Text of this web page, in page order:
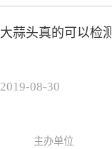
大蒜头真的可以检
2019-08-30
主办单位